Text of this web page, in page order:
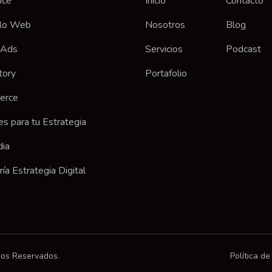
Web
para tu Estrategia
Estrategia Digital
Nosotros
Servicios
Portafolio
Blog
Podcast
Reservados. Política